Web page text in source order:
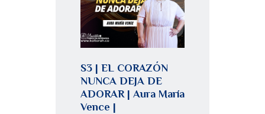
S3 | EL CORAZÓN
NUNCA DEJA DE
ADORAR | Aura María
Vence |